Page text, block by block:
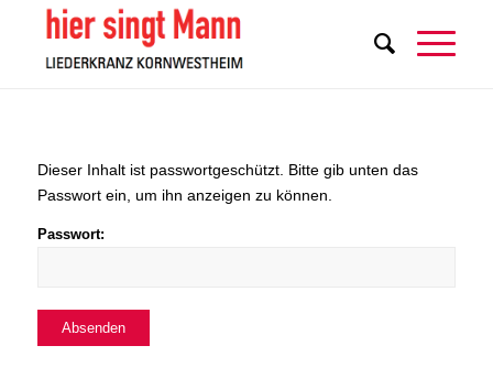
Dieser Inhalt ist passwortgeschützt. Bitte gib unten das
Passwort ein, um ihn anzeigen zu können.
Passwort: